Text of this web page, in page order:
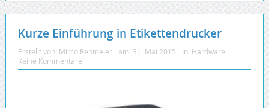
Kurze Einführung in Etikettendrucker
Erstellt von: Mirco Rehmeier am: 31. Mai 2015 In: Hardware
Keine Kommentare